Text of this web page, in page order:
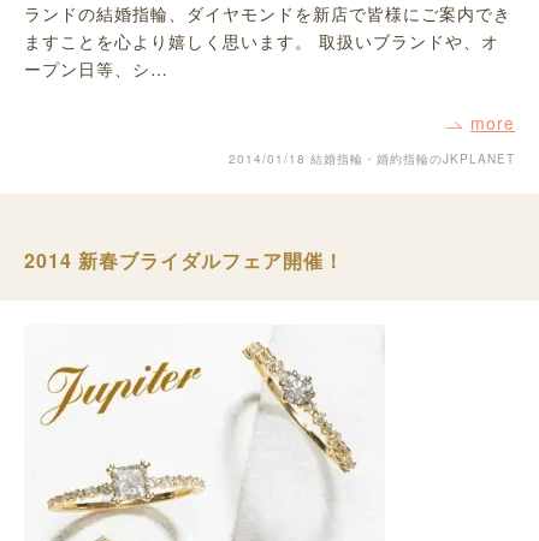
ランドの結婚指輪、ダイヤモンドを新店で皆様にご案内でき
ますことを心より嬉しく思います。 取扱いブランドや、オ
ープン日等、シ…
more
2014/01/18 結婚指輪・婚約指輪のJKPLANET
2014 新春ブライダルフェア開催！